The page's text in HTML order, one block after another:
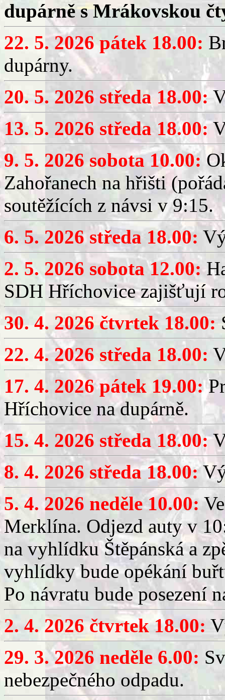
dupárně s Mrákovskou
22. 5. 2026 pátek 18.00:
dupárny.
20. 5. 2026 středa 18.00:
13. 5. 2026 středa 18.00:
9. 5. 2026 sobota 10.00:
Zahořanech na hřišti
soutěžících z návsi v 9:15.
6. 5. 2026 středa 18.00:
2. 5. 2026 sobota 12.00:
SDH Hříchovice zajišťují
30. 4. 2026 čtvrtek 18.00:
22. 4. 2026 středa 18.00:
17. 4. 2026 pátek 19.00:
Hříchovice na dupárně.
15. 4. 2026 středa 18.00:
8. 4. 2026 středa 18.00:
5. 4. 2026 neděle 10.00:
Merklína. Odjezd auty v
na vyhlídku Štěpánská a
vyhlídky bude opékání
Po návratu bude posezení
2. 4. 2026 čtvrtek 18.00:
29. 3. 2026 neděle 6.00:
nebezpečného odpadu.